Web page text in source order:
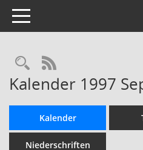
Toggle navigation
RSS-Feed
Kalender 1997
Kalender
Niederschriften